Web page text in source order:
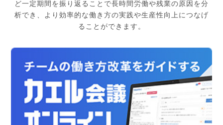
ど一定期間を振り返ることで長時間労働や残業の原因を分
析でき、より効率的な働き方の実践や生産性向上につなげ
ることができます。